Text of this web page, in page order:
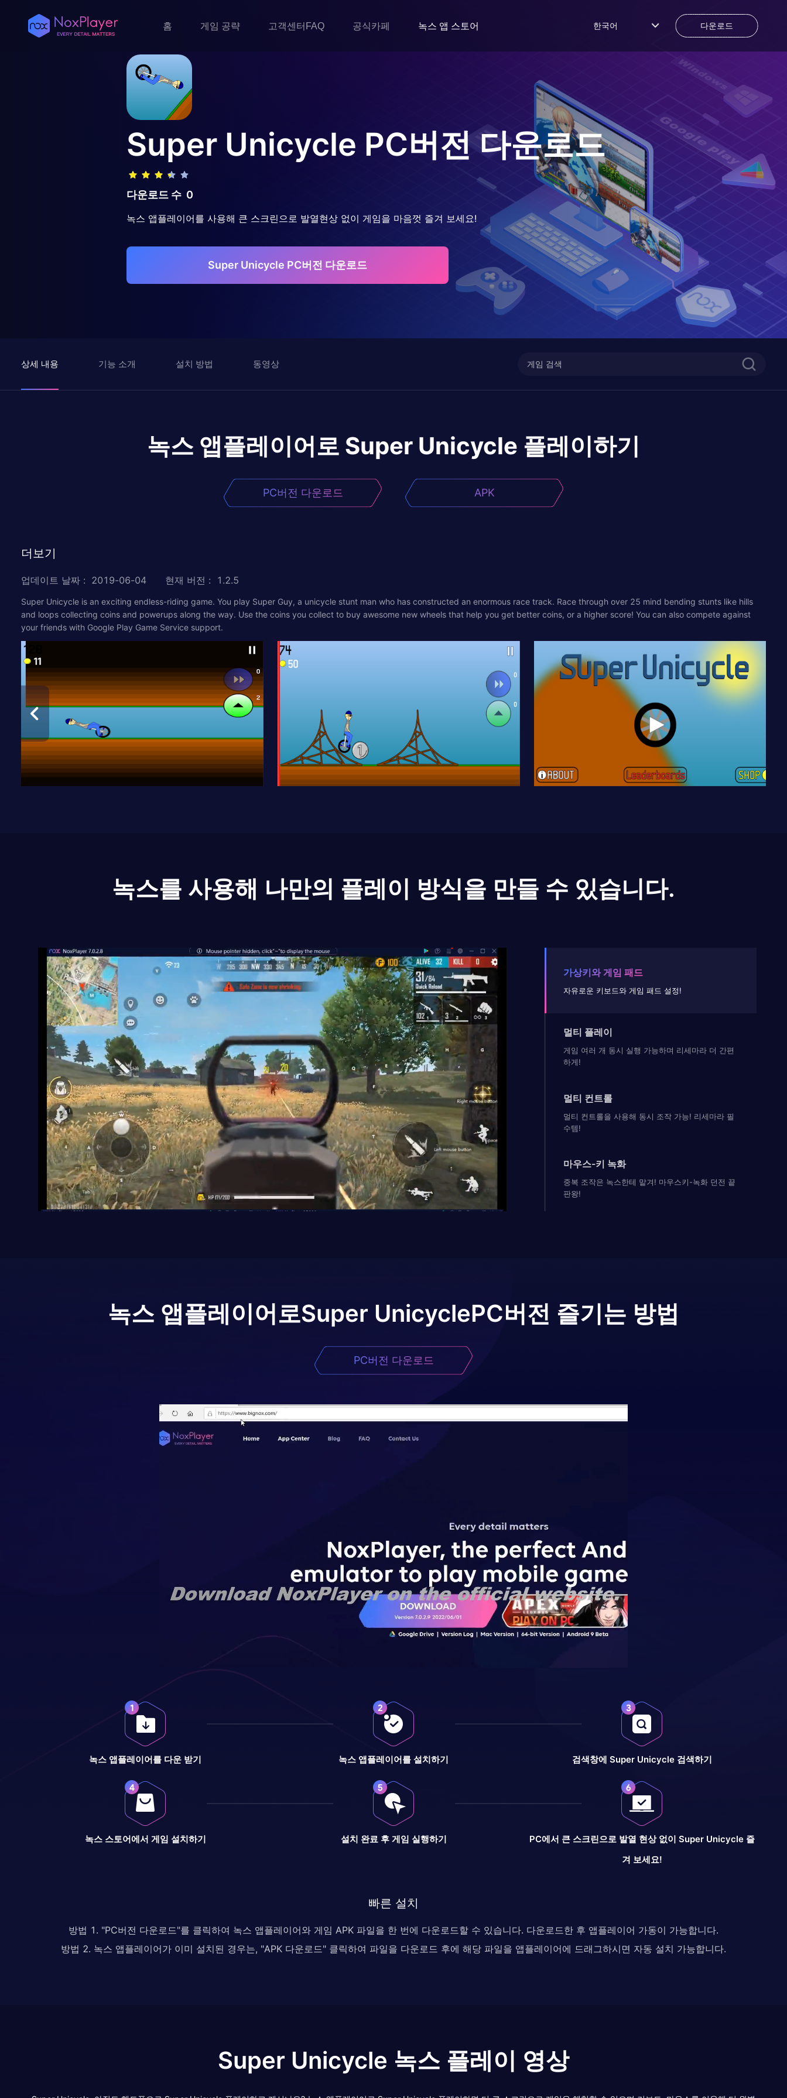
홈 게임 공략 고객센터FAQ 공식카페 녹스 앱 스토어 한국어 다운로드
Super Unicycle PC버전 다운로드
다운로드 수 0
녹스 앱플레이어를 사용해 큰 스크린으로 발열현상 없이 게임을 마음껏 즐겨 보세요!
Super Unicycle PC버전 다운로드
상세 내용 기능 소개 설치 방법 동영상
녹스 앱플레이어로 Super Unicycle 플레이하기
PC버전 다운로드 APK
더보기
업데이트 날짜 : 2019-06-04 현재 버전 : 1.2.5
Super Unicycle is an exciting endless-riding game. You play Super Guy, a unicycle stunt man who has constructed an enormous race track. Race through over 25 mind bending stunts like hills
and loops collecting coins and powerups along the way. Use the coins you collect to buy awesome new wheels that help you get better coins, or a higher score! You can also compete against
your friends with Google Play Game Service support.
녹스를 사용해 나만의 플레이 방식을 만들 수 있습니다.
가상키와 게임 패드
자유로운 키보드와 게임 패드 설정!
멀티 플레이
게임 여러 개 동시 실행 가능하며 리세마라 더 간편
하게!
멀티 컨트롤
멀티 컨트롤을 사용해 동시 조작 가능! 리세마라 필
수템!
마우스-키 녹화
중복 조작은 녹스한테 맡겨! 마우스키-녹화 던전 끝
판왕!
녹스 앱플레이어로Super UnicyclePC버전 즐기는 방법
PC버전 다운로드
녹스 앱플레이어를 다운 받기 녹스 앱플레이어를 설치하기 검색창에 Super Unicycle 검색하기
녹스 스토어에서 게임 설치하기 설치 완료 후 게임 실행하기
PC에서 큰 스크린으로 발열 현상 없이 Super Unicycle 즐
겨 보세요!
빠른 설치
방법 1. "PC버전 다운로드"를 클릭하여 녹스 앱플레이어와 게임 APK 파일을 한 번에 다운로드할 수 있습니다. 다운로드한 후 앱플레이어 가동이 가능합니다.
방법 2. 녹스 앱플레이어가 이미 설치된 경우는, "APK 다운로드" 클릭하여 파일을 다운로드 후에 해당 파일을 앱플레이어에 드래그하시면 자동 설치 가능합니다.
Super Unicycle 녹스 플레이 영상